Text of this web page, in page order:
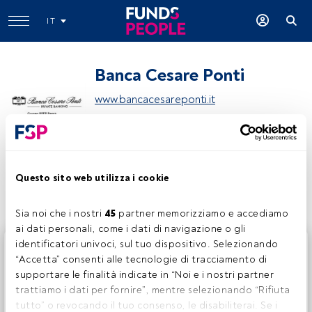
Questo sito web utilizza i cookie
Sia noi che i nostri 45 partner memorizziamo e accediamo
ai dati personali, come i dati di navigazione o gli
identificatori univoci, sul tuo dispositivo. Selezionando
“Accetta” consenti alle tecnologie di tracciamento di
supportare le finalità indicate in “Noi e i nostri partner
trattiamo i dati per fornire”, mentre selezionando “Rifiuta
tutto” o revocando il tuo consenso, le disabiliterai. Se i
IT
Banca Cesare Ponti
www.bancacesareponti.it
Questo è un articolo riservato agli utenti FundsPeople. Se
sei già registrato, accedi tramite il pulsante Login. Se non
hai ancora un account, ti invitiamo a registrarti per scoprire
tutti i contenuti che FundsPeople ha da offrire.